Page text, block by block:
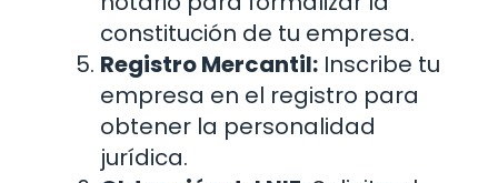
constitución de tu empresa.
Registro Mercantil: Inscribe tu
empresa en el registro para
obtener la personalidad
jurídica.